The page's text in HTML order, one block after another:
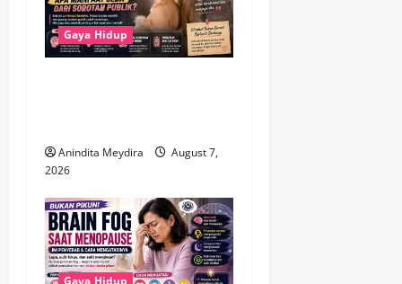
a
t
n
Gaya Hidup
Anindita Meydira
August 7,
2026
Gaya Hidup